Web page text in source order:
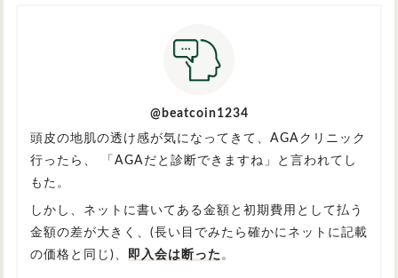
@beatcoin1234
頭皮の地肌の透け感が気になってきて、AGAクリニック
行ったら、 「AGAだと診断できますね」と言われてし
もた。
しかし、ネットに書いてある金額と初期費用として払う
金額の差が大きく、(長い目でみたら確かにネットに記載
の価格と同じ)、 即入会は断った 。